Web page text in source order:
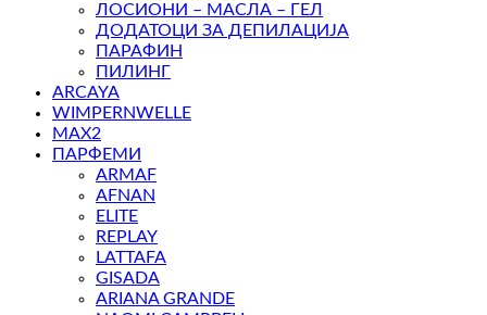
ЛОСИОНИ – МАСЛА – ГЕЛ
ДОДАТОЦИ ЗА ДЕПИЛАЦИЈА
ПАРАФИН
ПИЛИНГ
ARCAYA
WIMPERNWELLE
MAX2
ПАРФЕМИ
ARMAF
AFNAN
ELITE
REPLAY
LATTAFA
GISADA
ARIANA GRANDE